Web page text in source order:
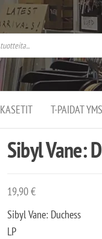
KASETIT T-PAIDAT
Sibyl Vane:
19,90€
Sibyl Vane: Duchess
LP